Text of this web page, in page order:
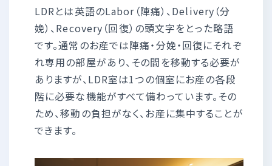
LDRとは英語のLabor（陣痛）、Delivery（分
娩）、Recovery（回復）の頭文字をとった略語
です。通常のお産では陣痛・分娩・回復にそれぞ
れ専用の部屋があり、その間を移動する必要が
ありますが、LDR室は1つの個室にお産の各段
階に必要な機能がすべて備わっています。その
ため、移動の負担がなく、お産に集中することが
できます。